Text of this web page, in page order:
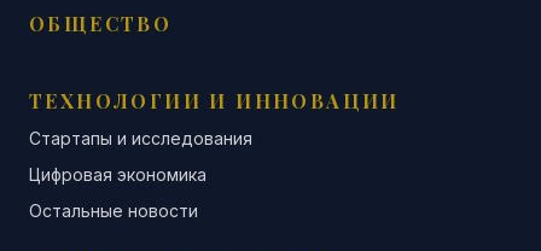
ОБЩЕСТВО
ТЕХНОЛОГИИ И ИННОВАЦИИ
Стартапы и исследования
Цифровая экономика
Остальные новости